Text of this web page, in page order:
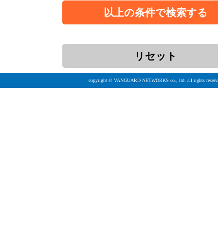
copyright © VANGUARD NETWORKS co., ltd. all rights